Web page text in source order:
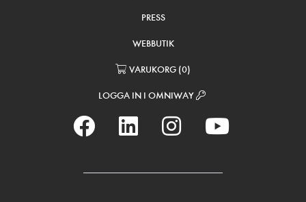
PRESS
WEBBUTIK
VARUKORG (0)
LOGGA IN I OMNIWAY